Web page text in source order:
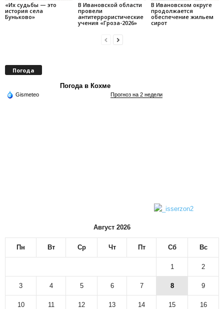
«Их судьбы — это
история села
Буньково»
В Ивановской области
провели
антитеррористические
учения «Гроза-2026»
В Ивановском округе
продолжается
обеспечение жильем
сирот
Погода
Погода в Кохме
Gismeteo Прогноз на 2 недели
Август 2026
Пн Вт Ср Чт Пт Сб Вс
1 2
3 4 5 6 7 8 9
10 11 12 13 14 15 16